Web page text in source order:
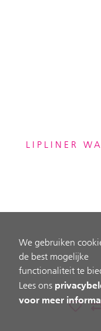
LIPLINER
We gebruiken
de best mogelijke
functionaliteit te
Lees ons
voor meer